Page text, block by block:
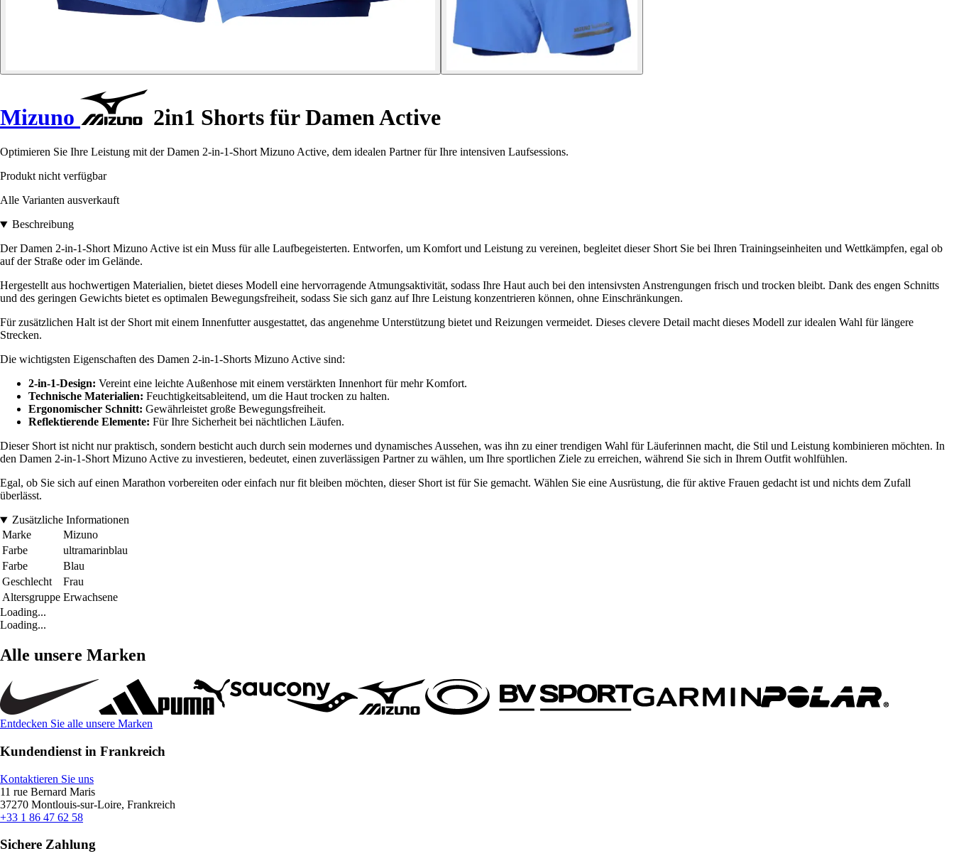
Mizuno 2in1 Shorts für Damen Active
Optimieren Sie Ihre Leistung mit der Damen 2-in-1-Short Mizuno Active, dem idealen Partner für Ihre intensiven Laufsessions.
Produkt nicht verfügbar
Alle Varianten ausverkauft
Beschreibung
Der Damen 2-in-1-Short Mizuno Active ist ein Muss für alle Laufbegeisterten. Entworfen, um Komfort und Leistung zu vereinen, begleitet dieser Short Sie bei Ihren Trainingseinheiten und Wettkämpfen, egal ob
auf der Straße oder im Gelände.
Hergestellt aus hochwertigen Materialien, bietet dieses Modell eine hervorragende Atmungsaktivität, sodass Ihre Haut auch bei den intensivsten Anstrengungen frisch und trocken bleibt. Dank des engen Schnitts
und des geringen Gewichts bietet es optimalen Bewegungsfreiheit, sodass Sie sich ganz auf Ihre Leistung konzentrieren können, ohne Einschränkungen.
Für zusätzlichen Halt ist der Short mit einem Innenfutter ausgestattet, das angenehme Unterstützung bietet und Reizungen vermeidet. Dieses clevere Detail macht dieses Modell zur idealen Wahl für längere
Strecken.
Die wichtigsten Eigenschaften des Damen 2-in-1-Shorts Mizuno Active sind:
2-in-1-Design: Vereint eine leichte Außenhose mit einem verstärkten Innenhort für mehr Komfort.
Technische Materialien: Feuchtigkeitsableitend, um die Haut trocken zu halten.
Ergonomischer Schnitt: Gewährleistet große Bewegungsfreiheit.
Reflektierende Elemente: Für Ihre Sicherheit bei nächtlichen Läufen.
Dieser Short ist nicht nur praktisch, sondern besticht auch durch sein modernes und dynamisches Aussehen, was ihn zu einer trendigen Wahl für Läuferinnen macht, die Stil und Leistung kombinieren möchten. In
den Damen 2-in-1-Short Mizuno Active zu investieren, bedeutet, einen zuverlässigen Partner zu wählen, um Ihre sportlichen Ziele zu erreichen, während Sie sich in Ihrem Outfit wohlfühlen.
Egal, ob Sie sich auf einen Marathon vorbereiten oder einfach nur fit bleiben möchten, dieser Short ist für Sie gemacht. Wählen Sie eine Ausrüstung, die für aktive Frauen gedacht ist und nichts dem Zufall
überlässt.
Zusätzliche Informationen
Marke
Mizuno
Farbe
ultramarinblau
Farbe
Blau
Geschlecht
Frau
Altersgruppe Erwachsene
Loading...
Loading...
Alle unsere Marken
Entdecken Sie alle unsere Marken
Kundendienst in Frankreich
Kontaktieren Sie uns
11 rue Bernard Maris
37270 Montlouis-sur-Loire, Frankreich
+33 1 86 47 62 58
Sichere Zahlung